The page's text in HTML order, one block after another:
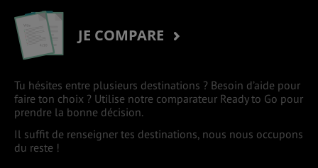
JE COMPARE
Tu hésites entre plusieurs destinations ? Besoin d’aide pour
faire ton choix ? Utilise notre comparateur Ready to Go pour
prendre la bonne décision.
Il suffit de renseigner tes destinations, nous nous occupons
du reste !